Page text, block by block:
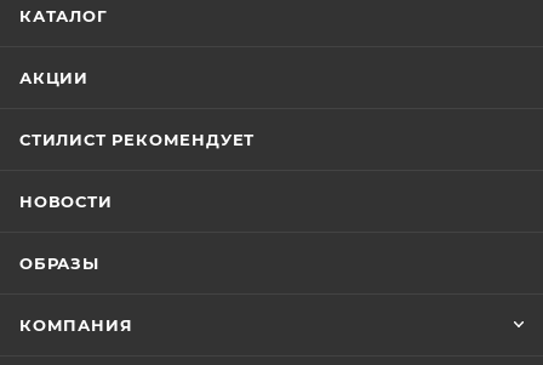
КАТАЛОГ
АКЦИИ
СТИЛИСТ РЕКОМЕНДУЕТ
НОВОСТИ
ОБРАЗЫ
КОМПАНИЯ